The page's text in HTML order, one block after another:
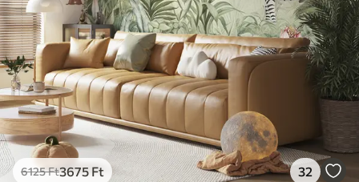
6125Ft3675 Ft 32